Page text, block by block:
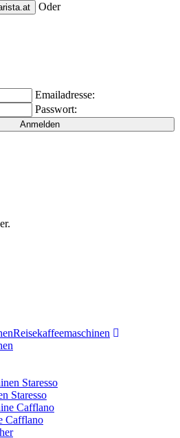
Oder
Emailadresse:
Passwort:
Anmelden
Reisekaffeemaschinen
Staresso
Cafflano